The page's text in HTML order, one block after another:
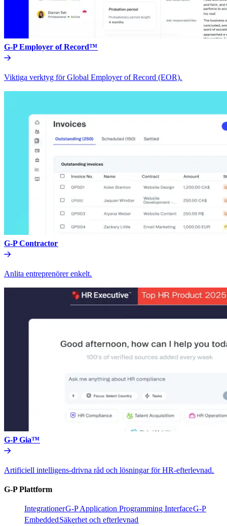
G-P Employer of Record™​​
Viktiga verktyg för Global Employer of Record (EOR).​​
G-P Contractor​​
Anlita entreprenörer enkelt.​​
G-P Gia™​​
Artificiell intelligens-drivna råd och lösningar för HR-efterlevnad.​​
G-P Plattform​​
Integrationer​​G-P Application Programming Interface​​G-P
Embedded​​Säkerhet och efterlevnad​​